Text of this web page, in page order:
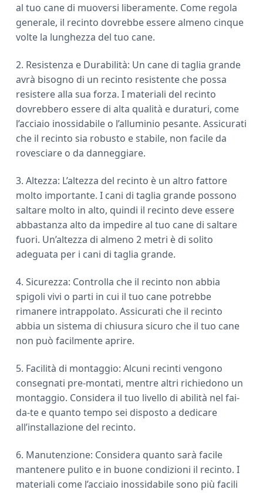
al tuo cane di muoversi liberamente. Come regola
generale, il recinto dovrebbe essere almeno cinque
volte la lunghezza del tuo cane.
2. Resistenza e Durabilità: Un cane di taglia grande
avrà bisogno di un recinto resistente che possa
resistere alla sua forza. I materiali del recinto
dovrebbero essere di alta qualità e duraturi, come
l’acciaio inossidabile o l’alluminio pesante. Assicurati
che il recinto sia robusto e stabile, non facile da
rovesciare o da danneggiare.
3. Altezza: L’altezza del recinto è un altro fattore
molto importante. I cani di taglia grande possono
saltare molto in alto, quindi il recinto deve essere
abbastanza alto da impedire al tuo cane di saltare
fuori. Un’altezza di almeno 2 metri è di solito
adeguata per i cani di taglia grande.
4. Sicurezza: Controlla che il recinto non abbia
spigoli vivi o parti in cui il tuo cane potrebbe
rimanere intrappolato. Assicurati che il recinto
abbia un sistema di chiusura sicuro che il tuo cane
non può facilmente aprire.
5. Facilità di montaggio: Alcuni recinti vengono
consegnati pre-montati, mentre altri richiedono un
montaggio. Considera il tuo livello di abilità nel fai-
da-te e quanto tempo sei disposto a dedicare
all’installazione del recinto.
6. Manutenzione: Considera quanto sarà facile
mantenere pulito e in buone condizioni il recinto. I
materiali come l’acciaio inossidabile sono più facili